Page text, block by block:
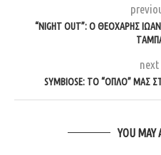
“NIGHT OUT”: O ΘΕΟΧΑΡΗΣ
SYMBIOSE: TO “ΟΠΛΟ” ΜΑΣ
YOU MAY